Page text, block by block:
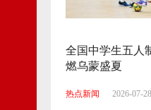
全国中学生五人
燃乌蒙盛夏
热点新闻 2026-07-